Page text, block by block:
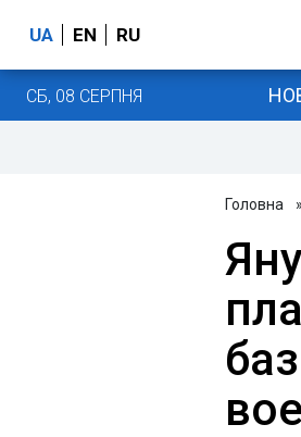
UA EN RU
СБ, 08 СЕРПНЯ
Головна »